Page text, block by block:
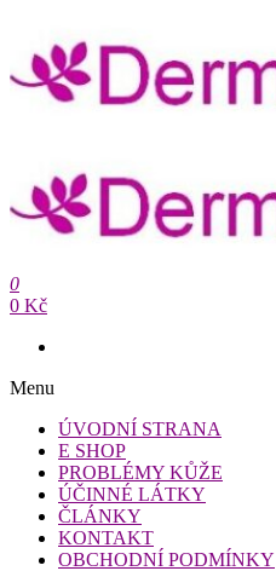
obsah
Dermatokosmetika.cz
Dermatokosmetika.cz
0
0 Kč
Menu
ÚVODNÍ STRANA
E SHOP
PROBLÉMY KŮŽE
ÚČINNÉ LÁTKY
ČLÁNKY
KONTAKT
OBCHODNÍ PODMÍNKY